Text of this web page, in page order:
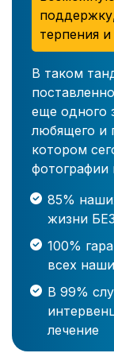
терпения
В таком
еще одного
любящего и
котором
фотографии
85%
жизни
100%
всех
В 99%
лечение